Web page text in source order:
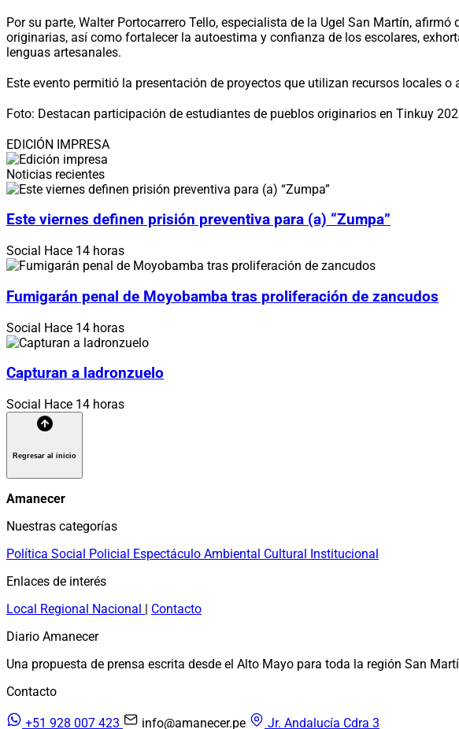
Por su parte, Walter Portocarrero Tello, especialista de la Ugel San Martín,
originarias, así como fortalecer la autoestima y confianza de los escolares,
lenguas artesanales.
Este evento permitió la presentación de proyectos que utilizan recursos locales
Foto: Destacan participación de estudiantes de pueblos originarios en Tinkuy
EDICIÓN IMPRESA
Noticias recientes
Este viernes definen prisión preventiva para (a) “Zumpa”
Social Hace 14 horas
Fumigarán penal de Moyobamba tras proliferación de zancudos
Social Hace 14 horas
Capturan a ladronzuelo
Social Hace 14 horas
Regresar al inicio
Amanecer
Nuestras categorías
Política Social Policial Espectáculo Ambiental Cultural Institucional
Enlaces de interés
Local Regional Nacional | Contacto
Diario Amanecer
Una propuesta de prensa escrita desde el Alto Mayo para toda la región San
Contacto
+51 928 007 423 info@amanecer.pe Jr. Andalucía Cdra 3